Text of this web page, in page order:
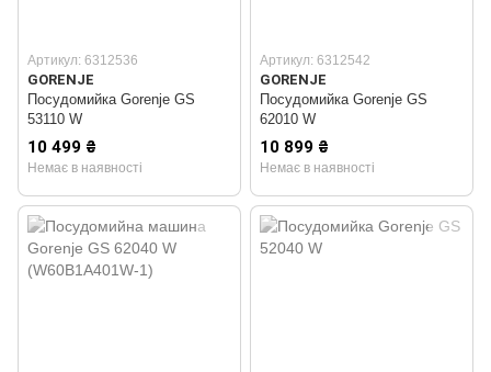
Артикул: 6312536
GORENJE
Посудомийка Gorenje GS
53110 W
10 499 ₴
Немає в наявності
Артикул: 6312542
GORENJE
Посудомийка Gorenje GS
62010 W
10 899 ₴
Немає в наявності